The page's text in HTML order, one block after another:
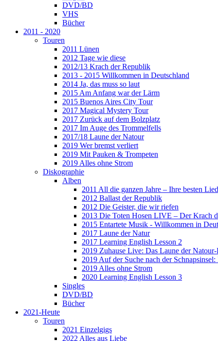
DVD/BD
VHS
Bücher
2011 - 2020
Touren
2011 Lünen
2012 Tage wie diese
2012/13 Krach der Republik
2013 - 2015 Willkommen in Deutschland
2014 Ja, das muss so laut
2015 Am Anfang war der Lärm
2015 Buenos Aires City Tour
2017 Magical Mystery Tour
2017 Zurück auf dem Bolzplatz
2017 Im Auge des Trommelfells
2017/18 Laune der Natour
2019 Wer bremst verliert
2019 Mit Pauken & Trompeten
2019 Alles ohne Strom
Diskographie
Alben
2011 All die ganzen Jahre – Ihre besten
2012 Ballast der Republik
2012 Die Geister, die wir riefen
2013 Die Toten Hosen LIVE – Der Krach
2015 Entartete Musik - Willkommen in
2017 Laune der Natur
2017 Learning English Lesson 2
2019 Zuhause Live: Das Laune der
2019 Auf der Suche nach der
2019 Alles ohne Strom
2020 Learning English Lesson 3
Singles
DVD/BD
Bücher
2021-Heute
Touren
2021 Einzelgigs
2022 Alles aus Liebe